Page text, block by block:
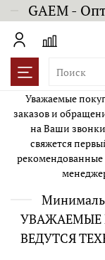
GAEM -
Уважаемые
заказов и
на Ваши
свяжется
УВАЖАЕМЫЕ
ВЕДУТСЯ